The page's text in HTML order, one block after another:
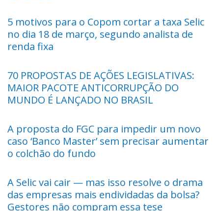
5 motivos para o Copom cortar a taxa Selic
no dia 18 de março, segundo analista de
renda fixa
70 PROPOSTAS DE AÇÕES LEGISLATIVAS:
MAIOR PACOTE ANTICORRUPÇÃO DO
MUNDO É LANÇADO NO BRASIL
A proposta do FGC para impedir um novo
caso ‘Banco Master’ sem precisar aumentar
o colchão do fundo
A Selic vai cair — mas isso resolve o drama
das empresas mais endividadas da bolsa?
Gestores não compram essa tese